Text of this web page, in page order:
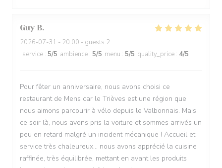
Guy B
2026-07-31 - 20:00 - guests 2
service : 5/5 ambience : 5/5 menu : 5/5 quality_price : 4/5
Pour fêter un anniversaire, nous avons choisi ce
restaurant de Mens car le Trièves est une région que
nous aimons parcourir à vélo depuis le Valbonnais. Mais
ce soir là, nous avons pris la voiture et sommes arrivés un
peu en retard malgré un incident mécanique ! Accueil et
service très chaleureux... nous avons apprécié la cuisine
raffinée, très équilibrée, mettant en avant les produits